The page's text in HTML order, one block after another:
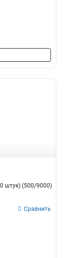
штук) (500/9000)
Сравнить